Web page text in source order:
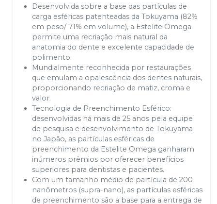
Desenvolvida sobre a base das partículas de
carga esféricas patenteadas da Tokuyama (82%
em peso/ 71% em volume), a Estelite Omega
permite uma recriação mais natural da
anatomia do dente e excelente capacidade de
polimento.
Mundialmente reconhecida por restaurações
que emulam a opalescência dos dentes naturais,
proporcionando recriação de matiz, croma e
valor.
Tecnologia de Preenchimento Esférico:
desenvolvidas há mais de 25 anos pela equipe
de pesquisa e desenvolvimento de Tokuyama
no Japão, as partículas esféricas de
preenchimento da Estelite Omega ganharam
inúmeros prêmios por oferecer benefícios
superiores para dentistas e pacientes.
Com um tamanho médio de partícula de 200
nanômetros (supra-nano), as partículas esféricas
de preenchimento são a base para a entrega de